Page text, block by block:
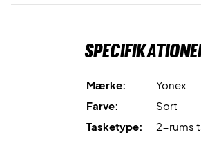
med Yonex Pro Racket Bag 2492426EX
andet, vil denne taske være din trofaste
Mærke:
Yonex
Farve:
Sort
Tasketype:
2-rums